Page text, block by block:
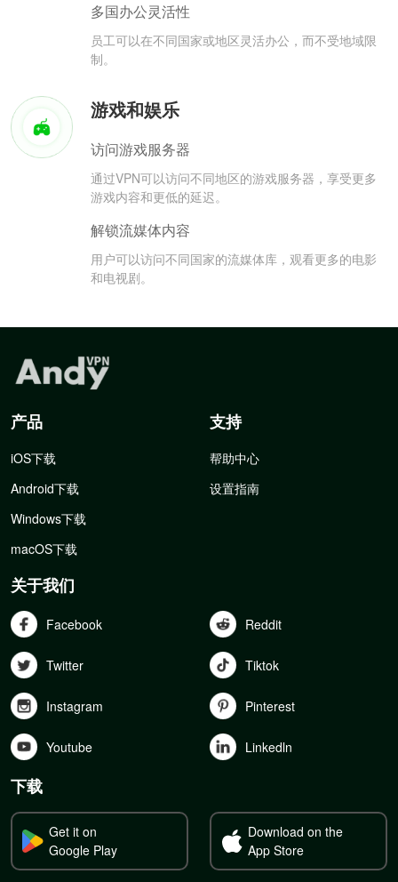
多国办公灵活性
员工可以在不同国家或地区灵活办公，而不受地域限
制。
游戏和娱乐
访问游戏服务器
通过VPN可以访问不同地区的游戏服务器，享受更多
游戏内容和更低的延迟。
解锁流媒体内容
用户可以访问不同国家的流媒体库，观看更多的电影
和电视剧。
产品
iOS下载
Android下载
Windows下载
macOS下载
支持
帮助中心
设置指南
关于我们
Facebook Reddit
Twitter Tiktok
Instagram Pinterest
Youtube Linkedln
下载
Get it on
Google Play
Download on the
App Store